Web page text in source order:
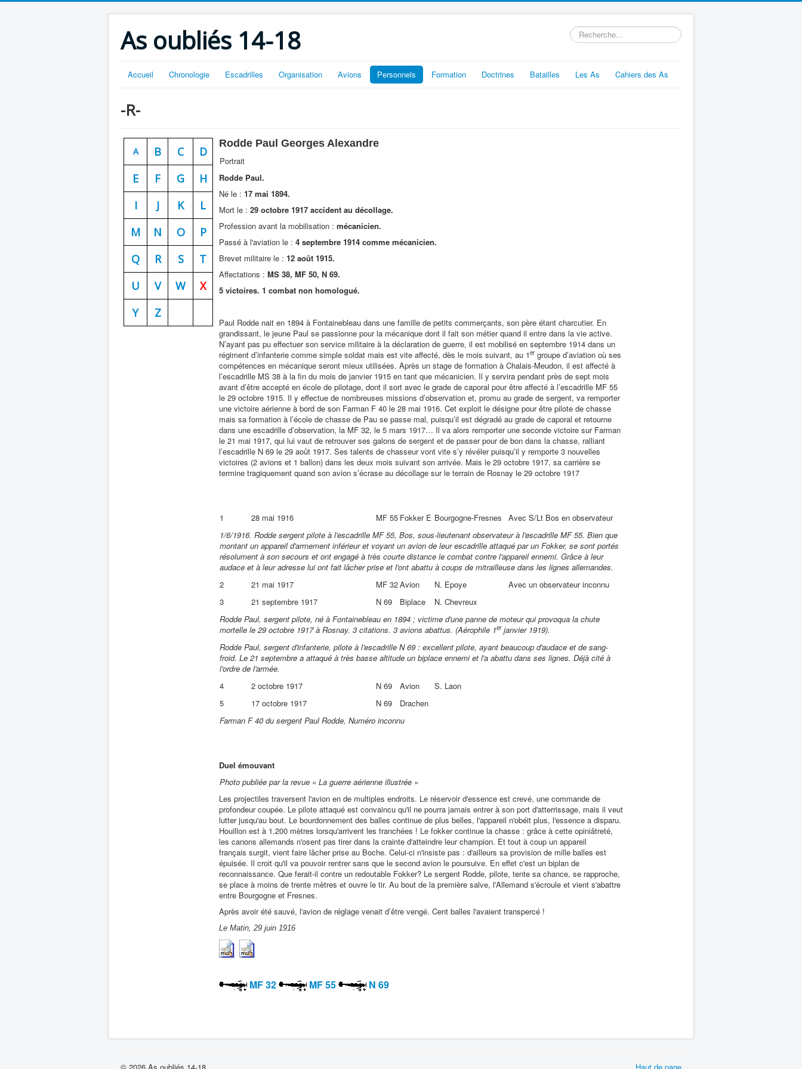
As oubliés 14-18 Rechercher
Accueil Chronologie Escadrilles Organisation Avions Personnels Formation Doctrines Batailles Les As Cahiers des As
-R-
A B C
D
E
F G
H
I
J K
L
M
N O
P
Q
R S
T
U
V W
X
Y
Z
Rodde Paul Georges Alexandre
Portrait
Rodde Paul.
Né le : 17 mai 1894.
Mort le : 29 octobre 1917 accident au décollage.
Profession avant la mobilisation : mécanicien.
Passé à l'aviation le : 4 septembre 1914 comme mécanicien.
Brevet militaire le : 12 août 1915.
Affectations : MS 38, MF 50, N 69.
5 victoires. 1 combat non homologué.
Paul Rodde nait en 1894 à Fontainebleau dans une famille de petits commerçants, son père étant charcutier. En
grandissant, le jeune Paul se passionne pour la mécanique dont il fait son métier quand il entre dans la vie active.
N’ayant pas pu effectuer son service militaire à la déclaration de guerre, il est mobilisé en septembre 1914 dans un
régiment d’infanterie comme simple soldat mais est vite affecté, dès le mois suivant, au 1er groupe d’aviation où ses
compétences en mécanique seront mieux utilisées. Après un stage de formation à Chalais-Meudon, il est affecté à
l’escadrille MS 38 à la fin du mois de janvier 1915 en tant que mécanicien. Il y servira pendant près de sept mois
avant d’être accepté en école de pilotage, dont il sort avec le grade de caporal pour être affecté à l’escadrille MF 55
le 29 octobre 1915. Il y effectue de nombreuses missions d’observation et, promu au grade de sergent, va remporter
une victoire aérienne à bord de son Farman F 40 le 28 mai 1916. Cet exploit le désigne pour être pilote de chasse
mais sa formation à l’école de chasse de Pau se passe mal, puisqu’il est dégradé au grade de caporal et retourne
dans une escadrille d’observation, la MF 32, le 5 mars 1917… Il va alors remporter une seconde victoire sur Farman
le 21 mai 1917, qui lui vaut de retrouver ses galons de sergent et de passer pour de bon dans la chasse, ralliant
l’escadrille N 69 le 29 août 1917. Ses talents de chasseur vont vite s’y révéler puisqu’il y remporte 3 nouvelles
victoires (2 avions et 1 ballon) dans les deux mois suivant son arrivée. Mais le 29 octobre 1917, sa carrière se
termine tragiquement quand son avion s’écrase au décollage sur le terrain de Rosnay le 29 octobre 1917
1 28 mai 1916 MF 55 Fokker E Bourgogne-Fresnes
Avec S/Lt Bos en observateur
1/6/1916. Rodde sergent pilote à l'escadrille MF 55, Bos, sous-lieutenant observateur à l'escadrille MF 55. Bien que
montant un appareil d'armement inférieur et voyant un avion de leur escadrille attaqué par un Fokker, se sont portés
résolument à son secours et ont engagé à très courte distance le combat contre l'appareil ennemi. Grâce à leur
audace et à leur adresse lui ont fait lâcher prise et l'ont abattu à coups de mitrailleuse dans les lignes allemandes.
2
21 mai 1917 MF 32Avion N. Epoye
Avec un observateur inconnu
3
21 septembre 1917 N 69 Biplace
N. Chevreux
Rodde Paul, sergent pilote, né à Fontainebleau en 1894 ; victime d'une panne de moteur qui provoqua la chute
mortelle le 29 octobre 1917 à Rosnay. 3 citations. 3 avions abattus. (Aérophile 1erjanvier 1919).
Rodde Paul, sergent d'infanterie, pilote à l'escadrille N 69 : excellent pilote, ayant beaucoup d'audace et de sang-
froid. Le 21 septembre a attaqué à très basse altitude un biplace ennemi et l'a abattu dans ses lignes. Déjà cité à
l'ordre de l'armée.
4
2 octobre 1917 N 69 Avion
S. Laon
5
17 octobre 1917 N 69
Drachen
Farman F 40 du sergent Paul Rodde, Numéro inconnu
Duel émouvant
Photo publiée par la revue « La guerre aérienne illustrée »
Les projectiles traversent l'avion en de multiples endroits. Le réservoir d'essence est crevé, une commande de
profondeur coupée. Le pilote attaqué est convaincu qu'il ne pourra jamais entrer à son port d'atterrissage, mais il veut
lutter jusqu'au bout. Le bourdonnement des balles continue de plus belles, l'appareil n'obéit plus, l'essence a disparu.
Houillon est à 1.200 mètres lorsqu'arrivent les tranchées ! Le fokker continue la chasse : grâce à cette opiniâtreté,
les canons allemands n'osent pas tirer dans la crainte d'atteindre leur champion. Et tout à coup un appareil
français surgit, vient faire lâcher prise au Boche. Celui-ci n'insiste pas : d'ailleurs sa provision de mille balles est
épuisée. Il croit qu'il va pouvoir rentrer sans que le second avion le poursuive. En effet c'est un biplan de
reconnaissance. Que ferait-il contre un redoutable Fokker? Le sergent Rodde, pilote, tente sa chance, se rapproche,
se place à moins de trente mètres et ouvre le tir. Au bout de la première salve, l'Allemand s'écroule et vient s'abattre
entre Bourgogne et Fresnes.
Après avoir été sauvé, l'avion de réglage venait d’être vengé. Cent balles l'avaient transpercé !
Le Matin, 29 juin 1916
MF 32 MF 55 N 69